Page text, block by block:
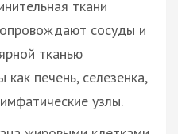
ткани
сосуды и
тканью
печень, селезенка,
узлы.